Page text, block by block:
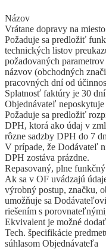
Názov
Vrátane dopravy na
Požaduje sa predložiť
technických listov
požadovaných
názvov (obchodných
pracovných dní od
Splatnosť faktúry je 30 dní
Objednávateľ
Požaduje sa predložiť
DPH, ktorá ako údaj v
rôzne sadzby DPH do 7
V prípade, že Dodávateľ
DPH zostáva prázdne.
Repasovaný, plne
Ak sa v OF uvádzajú
výrobný postup, značku,
umožňuje sa
riešením s
Ekvivalent je možné
Tech. špecifikácie
súhlasom Objednávateľa